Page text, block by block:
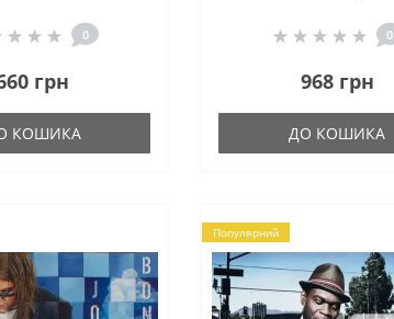
0
грн
КОШИКА
0
968 грн
ДО КОШИКА
Популярний